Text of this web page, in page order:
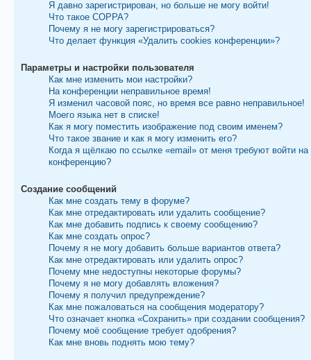
Я давно зарегистрирован, но больше не могу войти!
Что такое COPPA?
Почему я не могу зарегистрироваться?
Что делает функция «Удалить cookies конференции»?
Параметры и настройки пользователя
Как мне изменить мои настройки?
На конференции неправильное время!
Я изменил часовой пояс, но время все равно неправильное!
Моего языка нет в списке!
Как я могу поместить изображение под своим именем?
Что такое звание и как я могу изменить его?
Когда я щёлкаю по ссылке «email» от меня требуют войти на
конференцию?
Создание сообщений
Как мне создать тему в форуме?
Как мне отредактировать или удалить сообщение?
Как мне добавить подпись к своему сообщению?
Как мне создать опрос?
Почему я не могу добавить больше вариантов ответа?
Как мне отредактировать или удалить опрос?
Почему мне недоступны некоторые форумы?
Почему я не могу добавлять вложения?
Почему я получил предупреждение?
Как мне пожаловаться на сообщения модератору?
Что означает кнопка «Сохранить» при создании сообщения?
Почему моё сообщение требует одобрения?
Как мне вновь поднять мою тему?